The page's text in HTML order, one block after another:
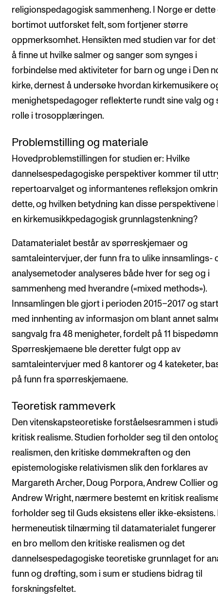
religionspedagogisk sammenheng. I Norge er dette
bortimot uutforsket felt, som fortjener større
oppmerksomhet. Hensikten med studien var for
å finne ut hvilke salmer og sanger som synges i
forbindelse med aktiviteter for barn og unge i Den
kirke, dernest å undersøke hvordan kirkemusikere
menighetspedagoger reflekterte rundt sine valg og
rolle i trosopplæringen.
Problemstilling og materiale
Hovedproblemstillingen for studien er: Hvilke
dannelsespedagogiske perspektiver kommer til
repertoarvalget og informantenes refleksjon
dette, og hvilken betydning kan disse perspektivene
en kirkemusikkpedagogisk grunnlagstenkning?
Datamaterialet består av spørreskjemaer og
samtaleintervjuer, der funn fra to ulike innsamlings-
analysemetoder analyseres både hver for seg og i
sammenheng med hverandre («mixed methods»).
Innsamlingen ble gjort i perioden 2015–2017 og
med innhenting av informasjon om blant annet
sangvalg fra 48 menigheter, fordelt på 11
Spørreskjemaene ble deretter fulgt opp av
samtaleintervjuer med 8 kantorer og 4 kateketer,
på funn fra spørreskjemaene.
Teoretisk rammeverk
Den vitenskapsteoretiske forståelsesrammen i
kritisk realisme. Studien forholder seg til den
realismen, den kritiske dømmekraften og den
epistemologiske relativismen slik den forklares av
Margareth Archer, Doug Porpora, Andrew Collier og
Andrew Wright, nærmere bestemt en kritisk
forholder seg til Guds eksistens eller ikke-eksistens.
hermeneutisk tilnærming til datamaterialet fungerer
en bro mellom den kritiske realismen og det
dannelsespedagogiske teoretiske grunnlaget for
funn og drøfting, som i sum er studiens bidrag til
forskningsfeltet.